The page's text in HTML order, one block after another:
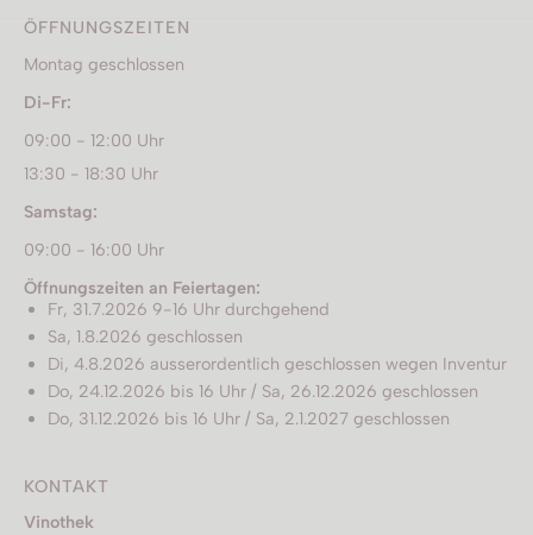
ÖFFNUNGSZEITEN
Montag geschlossen
Di-Fr:
09:00 - 12:00 Uhr
13:30 - 18:30 Uhr
Samstag:
09:00 - 16:00 Uhr
Öffnungszeiten an Feiertagen:
Fr, 31.7.2026 9-16 Uhr durchgehend
Sa, 1.8.2026 geschlossen
Di, 4.8.2026 ausserordentlich geschlossen wegen Inventur
Do, 24.12.2026 bis 16 Uhr / Sa, 26.12.2026 geschlossen
Do, 31.12.2026 bis 16 Uhr / Sa, 2.1.2027 geschlossen
KONTAKT
Vinothek